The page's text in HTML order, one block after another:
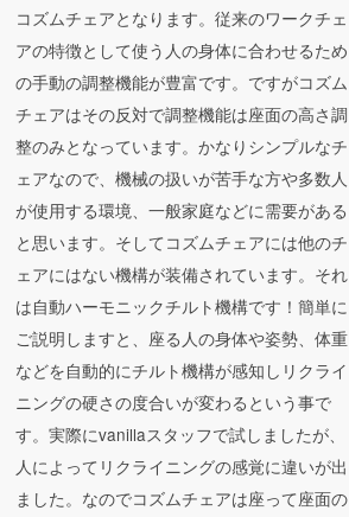
コズムチェアとなります。従来のワークチェ
アの特徴として使う人の身体に合わせるため
の手動の調整機能が豊富です。ですがコズム
チェアはその反対で調整機能は座面の高さ調
整のみとなっています。かなりシンプルなチ
ェアなので、機械の扱いが苦手な方や多数人
が使用する環境、一般家庭などに需要がある
と思います。そしてコズムチェアには他のチ
ェアにはない機構が装備されています。それ
は自動ハーモニックチルト機構です！簡単に
ご説明しますと、座る人の身体や姿勢、体重
などを自動的にチルト機構が感知しリクライ
ニングの硬さの度合いが変わるという事で
す。実際にvanillaスタッフで試しましたが、
人によってリクライニングの感覚に違いが出
ました。なのでコズムチェアは座って座面の